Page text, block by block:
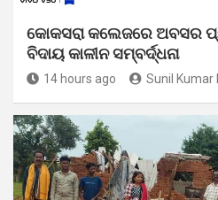
କୋକସରା କଲେଜରେ ଅବସର
ବିଦାୟ କାଳୀନ ସମ୍ବର୍ଦ୍ଧନା
14 hours ago Sunil Kumar